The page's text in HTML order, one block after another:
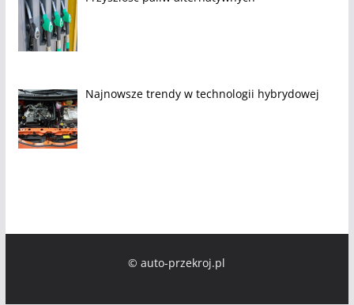
Najnowsze trendy w technologii hybrydowej
© auto-przekroj.pl